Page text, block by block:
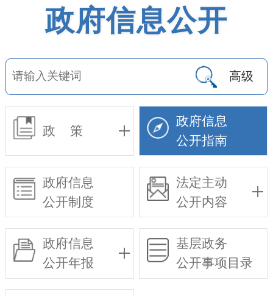
政府信息公开
高级
政 策
政府信息
公开指南
政府信息
公开制度
法定主动
公开内容
政府信息
公开年报
基层政务
公开事项目录